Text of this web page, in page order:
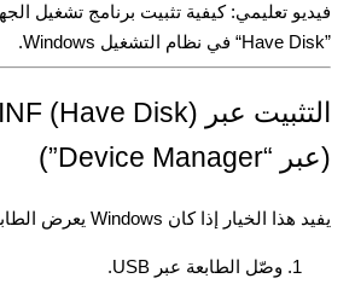
فيديو تعليمي: كيفية تثبيت برنامج تشغيل
”Have Disk“ في نظام التشغيل Windows.
(عبر “Device Manager”)
يفيد هذا الخيار إذا كان Windows يعرض الطابعة كجهاز غير معروف.
وصّل الطابعة عبر USB.